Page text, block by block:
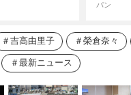
パン
吉高由里子 榮倉奈々
最新ニュース